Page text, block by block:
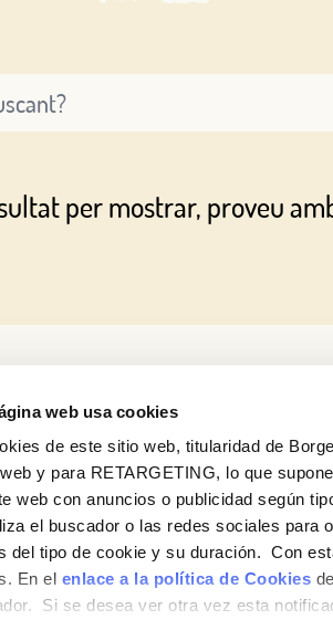
web usa cookies
de este sitio web, titularidad de
y para RETARGETING, lo que
web con anuncios o publicidad según
el buscador o las redes sociales para
del tipo de cookie y su duración. Con
En el enlace a la política de Cookies
Si se desea ver otra vez esta
per mostrar, proveu
Vols conèixer
Subscriu-te a la
Newsletter